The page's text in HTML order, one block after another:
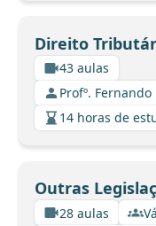
Direito
43 aulas
Profº.
14 horas de
Outras
28 aulas